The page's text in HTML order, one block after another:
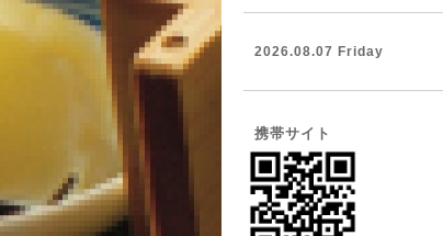
2026.08.07 Friday
携帯サイト